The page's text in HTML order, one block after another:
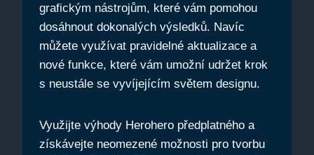
grafickým nástrojům, které vám pomohou
dosáhnout dokonalých výsledků. Navíc
můžete využívat pravidelné aktualizace a
nové funkce, které vám umožní udržet krok
s neustále se vyvíjejícím světem designu.
Využijte výhody Herohero předplatného a
získávejte neomezené možnosti pro tvorbu